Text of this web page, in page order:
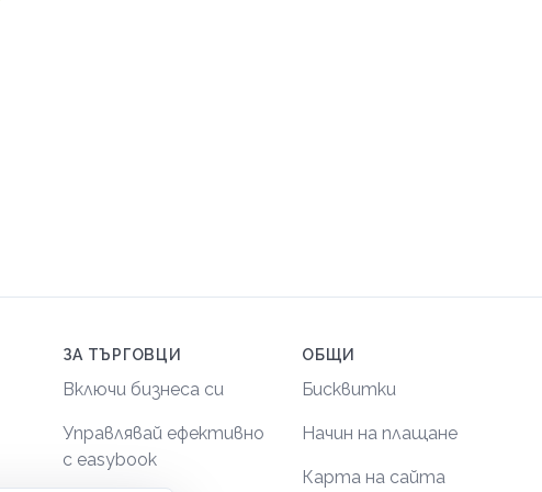
ЗА ТЪРГОВЦИ
Включи бизнеса си
Управлявай ефективно
с easybook
ОБЩИ
Бисквитки
Начин на плащане
Карта на сайта